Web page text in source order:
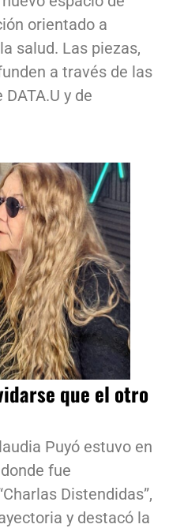
orientado a
salud. Las piezas,
a través de las
y de
que el otro
Puyó estuvo en
fue
Distendidas”,
y destacó la